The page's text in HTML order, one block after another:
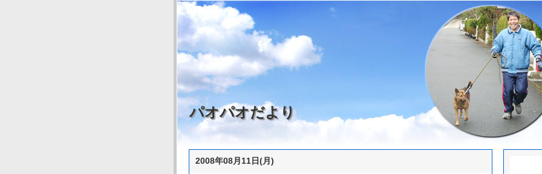
パオパオだより
2008年08月11日(月)